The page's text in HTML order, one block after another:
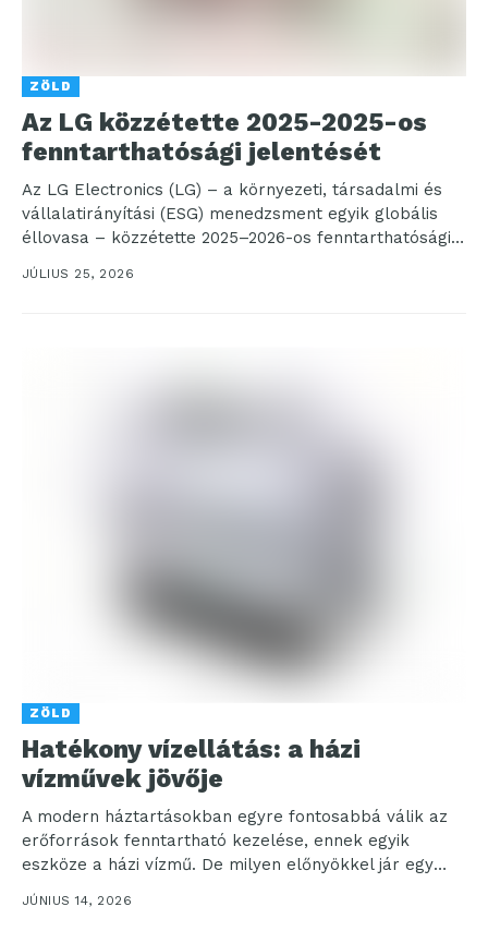
ZÖLD
Az LG közzétette 2025-2025-os
fenntarthatósági jelentését
Az LG Electronics (LG) – a környezeti, társadalmi és
vállalatirányítási (ESG) menedzsment egyik globális
éllovasa – közzétette 2025–2026-os fenntarthatósági
jelentését, amely bemutatja a...
JÚLIUS 25, 2026
ZÖLD
Hatékony vízellátás: a házi
vízművek jövője
A modern háztartásokban egyre fontosabbá válik az
erőforrások fenntartható kezelése, ennek egyik
eszköze a házi vízmű. De milyen előnyökkel jár egy
ilyen beruházás?...
JÚNIUS 14, 2026